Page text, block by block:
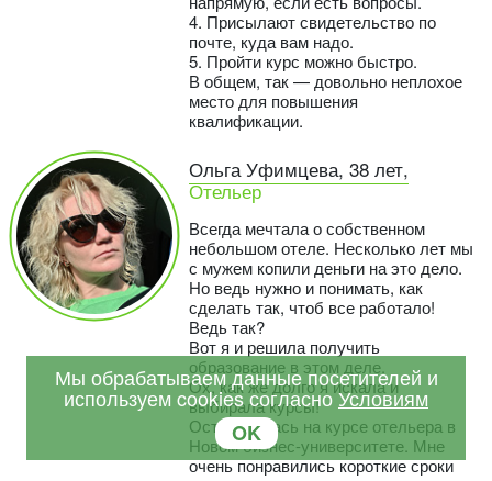
4. Присылают свидетельство по
почте, куда вам надо.
5. Пройти курс можно быстро.
В общем, так — довольно неплохое
место для повышения
квалификации.
Ольга Уфимцева, 38 лет,
Отельер
Всегда мечтала о собственном
небольшом отеле. Несколько лет мы
с мужем копили деньги на это дело.
Но ведь нужно и понимать, как
сделать так, чтоб все работало!
Ведь так?
Вот я и решила получить
образование в этом деле.
Ох, как же долго я искала и
выбирала курсы!
Остановилась на курсе отельера в
Новом бизнес-университете. Мне
очень понравились короткие сроки
Мы обрабатываем данные посетителей и
используем cookies согласноУсловиям
OK